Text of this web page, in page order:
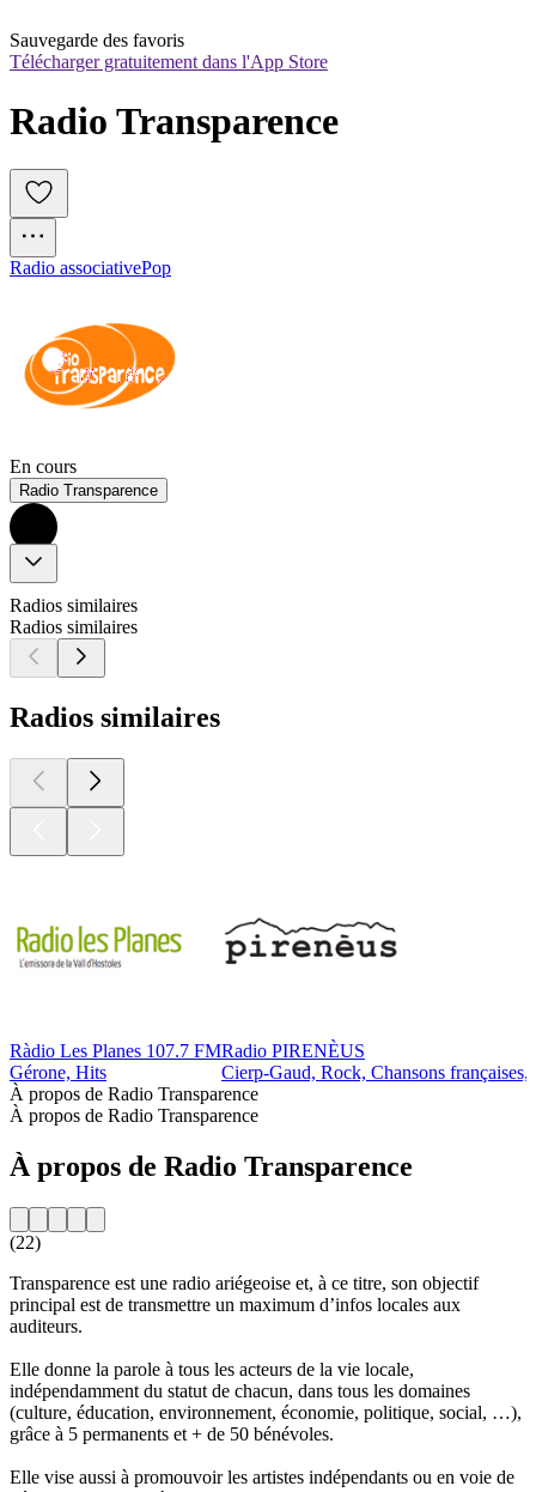
Sauvegarde des favoris
Télécharger gratuitement dans l'App Store
Radio Transparence
Radio associativePop
En cours
Radio Transparence
Radios similaires
Radios similaires
Radios similaires
Ràdio Les Planes 107.7 FM
Gérone, Hits
Radio PIRENÈUS
Cierp-Gaud, Rock, Chansons françaises,
À propos de Radio Transparence
À propos de Radio Transparence
À propos de Radio Transparence
(22)
Transparence est une radio ariégeoise et, à ce titre, son objectif
principal est de transmettre un maximum d’infos locales aux
auditeurs.
Elle donne la parole à tous les acteurs de la vie locale,
indépendamment du statut de chacun, dans tous les domaines
(culture, éducation, environnement, économie, politique, social, …),
grâce à 5 permanents et + de 50 bénévoles.
Elle vise aussi à promouvoir les artistes indépendants ou en voie de